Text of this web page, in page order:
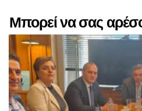
Μπορεί να σας
αναρτήσεις